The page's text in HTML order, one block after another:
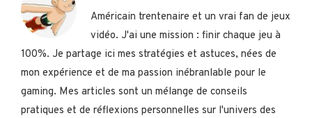
Américain trentenaire et un vrai fan de jeux
vidéo. J'ai une mission : finir chaque jeu à
100%. Je partage ici mes stratégies et astuces, nées de
mon expérience et de ma passion inébranlable pour le
gaming. Mes articles sont un mélange de conseils
pratiques et de réflexions personnelles sur l'univers des